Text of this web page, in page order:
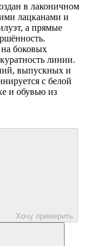
в лаконичном
лацканами и
а прямые
боковых
линии.
выпускных и
с белой
и обувью из
Хочу примерить